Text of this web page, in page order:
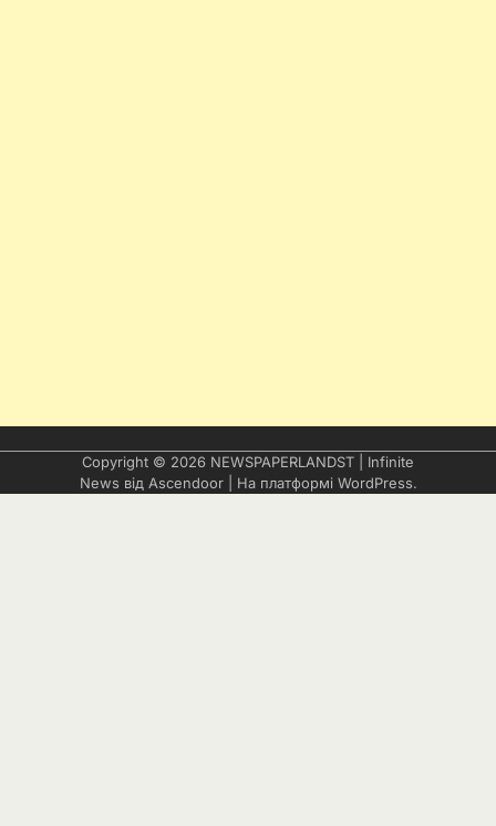
Copyright © 2026 NEWSPAPERLANDST | Infinite
News від Ascendoor| На платформі WordPress.